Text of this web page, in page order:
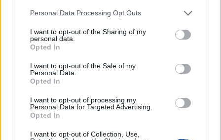
Personal Data Processing Opt Outs
I want to opt-out of the Sharing of my
personal data.
Opted In
I want to opt-out of the Sale of my
Personal Data.
Opted In
I want to opt-out of processing my
Personal Data for Targeted Advertising.
Opted In
I want to opt-out of Collection, Use,
Esport3
8 (38,1%)
CANALES TV
DÍAS
SIN PARTIDO
GRATUÍTO
MEDIA
3,1
CANALES POR
PARTIDO
16,67%